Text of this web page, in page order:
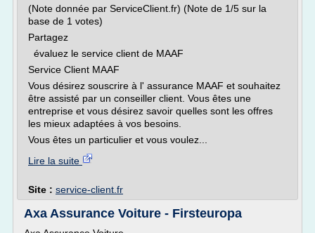
(Note donnée par ServiceClient.fr) (Note de 1/5 sur la
base de 1 votes)
Partagez
évaluez le service client de MAAF
Service Client MAAF
Vous désirez souscrire à l' assurance MAAF et souhaitez
être assisté par un conseiller client. Vous êtes une
entreprise et vous désirez savoir quelles sont les offres
les mieux adaptées à vos besoins.
Vous êtes un particulier et vous voulez...
Lire la suite
Site : service-client.fr
Axa Assurance Voiture - Firsteuropa